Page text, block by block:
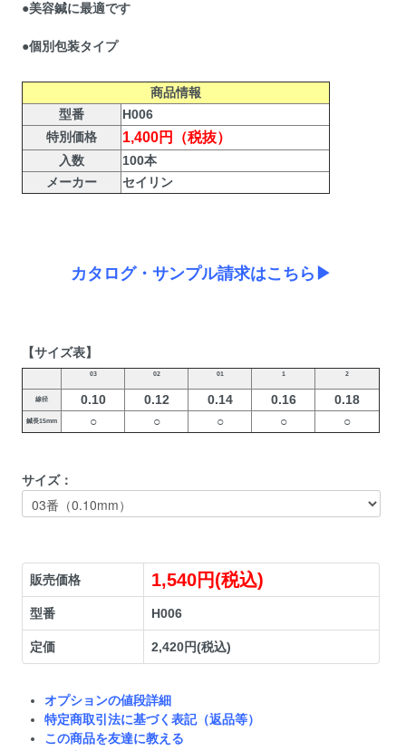
●美容鍼に最適です
●個別包装タイプ
商品情報
型番
H006
特別価格
1,400円（税抜）
入数
100本
メーカー
セイリン
カタログ・サンプル請求はこちら▶
【サイズ表】
03 02 01 1 2
線径 0.10 0.12 0.14 0.16 0.18
鍼長15mm ○ ○ ○ ○ ○
サイズ：
販売価格 1,540円(税込)
型番 H006
定価 2,420円(税込)
オプションの値段詳細
特定商取引法に基づく表記（返品等）
この商品を友達に教える